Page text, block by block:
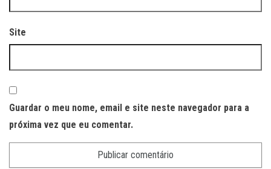
Site
Guardar o meu nome, email e site neste navegador para a
próxima vez que eu comentar.